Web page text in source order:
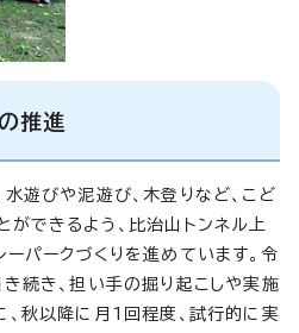
推進
遊びや泥遊び、木登りなど、こど
ができるよう、比治山トンネル上
パークづくりを進めています。令
続き、担い手の掘り起こしや実施
、秋以降に月1回程度、試行的に実